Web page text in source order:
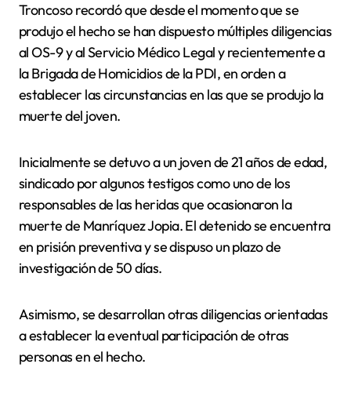
Troncoso recordó que desde el momento que se
produjo el hecho se han dispuesto múltiples diligencias
al OS-9 y al Servicio Médico Legal y recientemente a
la Brigada de Homicidios de la PDI, en orden a
establecer las circunstancias en las que se produjo la
muerte del joven.
Inicialmente se detuvo a un joven de 21 años de edad,
sindicado por algunos testigos como uno de los
responsables de las heridas que ocasionaron la
muerte de Manríquez Jopia. El detenido se encuentra
en prisión preventiva y se dispuso un plazo de
investigación de 50 días.
Asimismo, se desarrollan otras diligencias orientadas
a establecer la eventual participación de otras
personas en el hecho.